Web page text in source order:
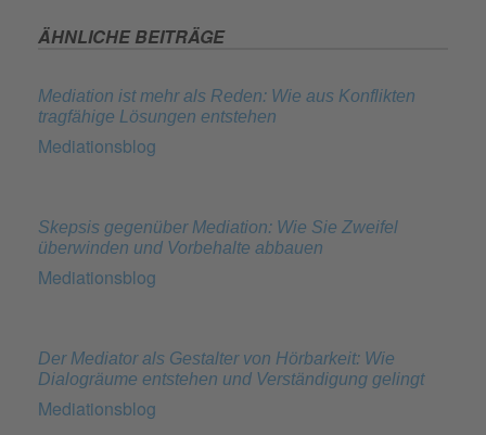
ÄHNLICHE BEITRÄGE
Mediation ist mehr als Reden: Wie aus Konflikten
tragfähige Lösungen entstehen
Mediationsblog
Skepsis gegenüber Mediation: Wie Sie Zweifel
überwinden und Vorbehalte abbauen
Mediationsblog
Der Mediator als Gestalter von Hörbarkeit: Wie
Dialogräume entstehen und Verständigung gelingt
Mediationsblog